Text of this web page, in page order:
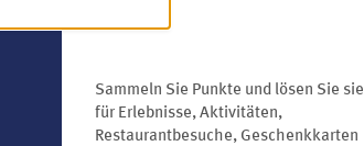
Sammeln Sie Punkte und lösen Sie sie
für Erlebnisse, Aktivitäten,
Restaurantbesuche, Geschenkkarten